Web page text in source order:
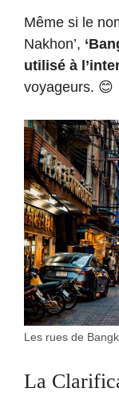
Même si le
Nakhon’,
utilisé à
voyageurs. 😊
Les rues de
La